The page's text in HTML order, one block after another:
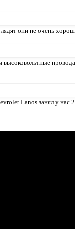
они не очень
высоковольтные
Lanos занял у нас